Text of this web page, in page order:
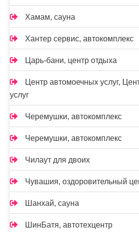
Хамам, сауна
Хантер сервис, автокомплекс
Царь-бани, центр отдыха
Центр автомоечных услуг,
услуг
Черемушки, автокомплекс
Черемушки, автокомплекс
Чилаут для двоих
Чувашия, оздоровительный
Шанхай, сауна
ШинБатя, автотехцентр